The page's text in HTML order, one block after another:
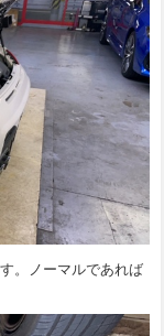
。ノーマルであれば